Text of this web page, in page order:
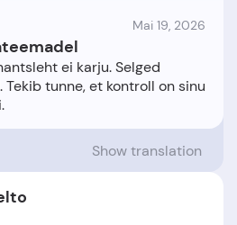
Mai 19, 2026
ei karju. Selged
Tekib tunne, et kontroll on sinu
Show translation